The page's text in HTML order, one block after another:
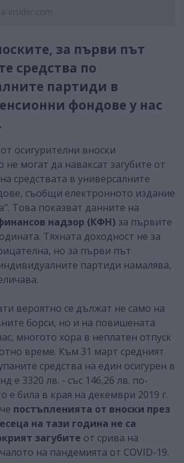
insider.com
за първи път
средства по
партиди в
фондове у нас
осигурителни вноски
не могат да наваксат загубите от
средствата в универсалните
съобщи електронното издание
Това показват данните на
надзор (КФН) за първите
Тяхната доходност не за
но за първи път
партиди намалява,
вероятно се дължат не само на
борси, но и на повишената
многото хора в неплатен отпуск
време. Към 31 март средният
средства на един осигурен в
е 3320 лв. - със 146,26 лв. по-
е била в края на декември 2019 г.
постъпленията от вноски през
на тази година не са
загубите от срива на
на пандемията от COVID-19.